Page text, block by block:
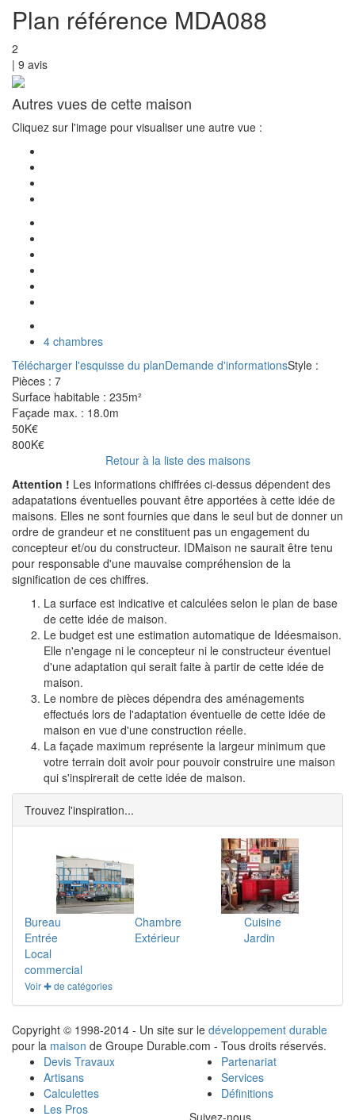
Plan référence MDA088
2
| 9 avis
Autres vues de cette maison
Cliquez sur l'image pour visualiser une autre vue :
4 chambres
Télécharger l'esquisse du planDemande d'informationsStyle :
Pièces : 7
Surface habitable : 235m²
Façade max. : 18.0m
50K€
800K€
Retour à la liste des maisons
Attention ! Les informations chiffrées ci-dessus dépendent des
adapatations éventuelles pouvant être apportées à cette idée de
maisons. Elles ne sont fournies que dans le seul but de donner un
ordre de grandeur et ne constituent pas un engagement du
concepteur et/ou du constructeur. IDMaison ne saurait être tenu
pour responsable d'une mauvaise compréhension de la
signification de ces chiffres.
La surface est indicative et calculées selon le plan de base
de cette idée de maison.
Le budget est une estimation automatique de Idéesmaison.
Elle n'engage ni le concepteur ni le constructeur éventuel
d'une adaptation qui serait faite à partir de cette idée de
maison.
Le nombre de pièces dépendra des aménagements
effectués lors de l'adaptation éventuelle de cette idée de
maison en vue d'une construction réelle.
La façade maximum représente la largeur minimum que
votre terrain doit avoir pour pouvoir construire une maison
qui s'inspirerait de cette idée de maison.
Trouvez l'inspiration...
Bureau Chambre
Cuisine
Entrée
Extérieur
Jardin
Local
commercial
Voir ✚ de catégories
Copyright © 1998-2014 - Un site sur le développement durable
pour la maison de Groupe Durable.com - Tous droits réservés.
Devis Travaux
Artisans
Calculettes
Les Pros
Partenariat
Services
Définitions
Suivez-nous